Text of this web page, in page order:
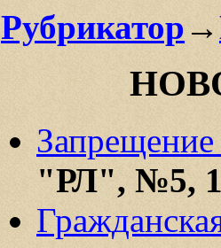
Рубрикатор →
Запрещение
"РЛ", №5,